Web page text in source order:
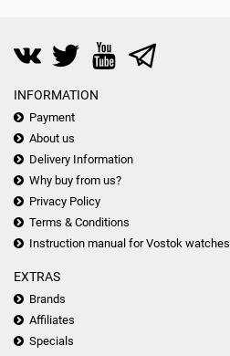
INFORMATION
Payment
About us
Delivery Information
Why buy from us?
Privacy Policy
Terms & Conditions
Instruction manual for Vostok watches
EXTRAS
Brands
Affiliates
Specials